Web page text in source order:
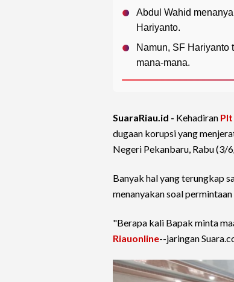
Abdul Wahid
Hariyanto.
Namun, SF Hariyanto
mana-mana.
SuaraRiau.id - Kehadiran
dugaan korupsi yang
Negeri Pekanbaru, Rabu (3/
Banyak hal yang terungkap
menanyakan soal
"Berapa kali Bapak minta
Riauonline--jaringan